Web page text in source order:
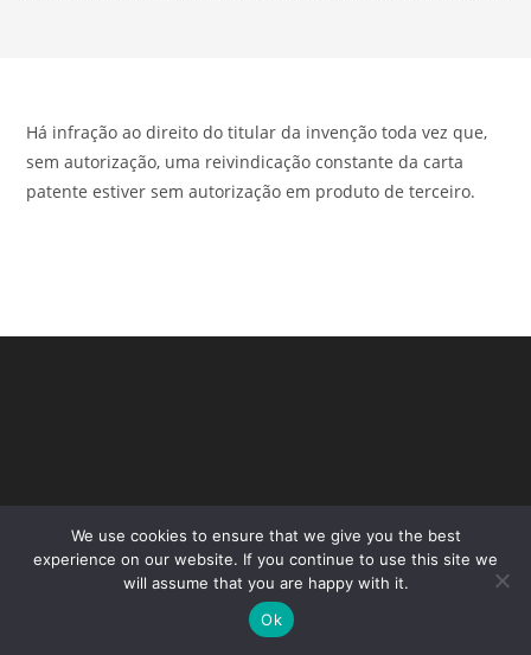
Há infração ao direito do titular da invenção toda vez que,
sem autorização, uma reivindicação constante da carta
patente estiver sem autorização em produto de terceiro.
Copyright - WordPress Theme by OceanWP
We use cookies to ensure that we give you the best
experience on our website. If you continue to use this site we
will assume that you are happy with it.
Ok